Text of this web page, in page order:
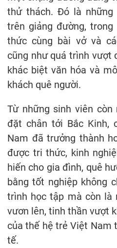
thử thách. Đó là
trên giảng đường,
thức cùng bài vở và
cũng như quá trình vượt
khác biệt văn hóa và
khách quê người.
Từ những sinh viên
đặt chân tới Bắc Kinh,
Nam đã trưởng thành
được tri thức, kinh
hiến cho gia đình, quê
bằng tốt nghiệp không
trình học tập mà còn là
vươn lên, tinh thần vượt
của thế hệ trẻ Việt Nam
tế.